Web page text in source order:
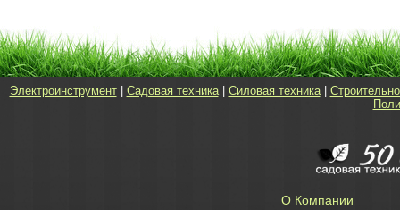
Электроинструмент| Садовая техника| Силовая техника|
О Компании